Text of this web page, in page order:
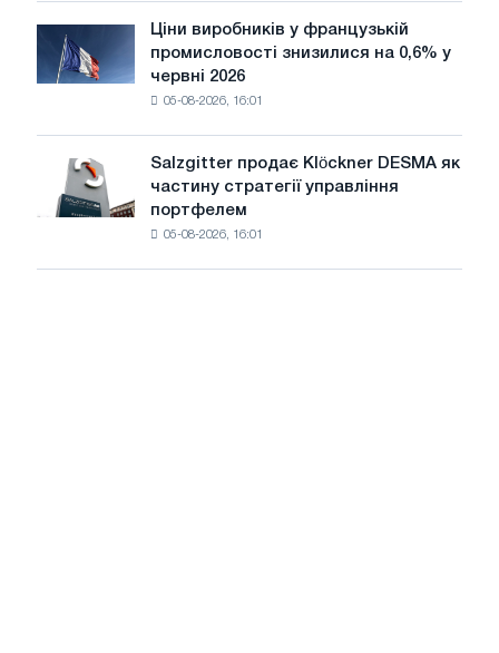
після
схвалення
Європейської
Ціни
виробників
у
0,6%
у
2026
Ціни виробників у французькій
промисловості знизилися на 0,6% у
червні 2026
05-08-2026, 16:01
Salzgitter
продає
Klöckner
Salzgitter продає Klöckner DESMA як
частину стратегії управління
портфелем
05-08-2026, 16:01